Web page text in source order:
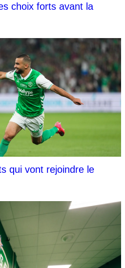
choix forts avant la
qui vont rejoindre le